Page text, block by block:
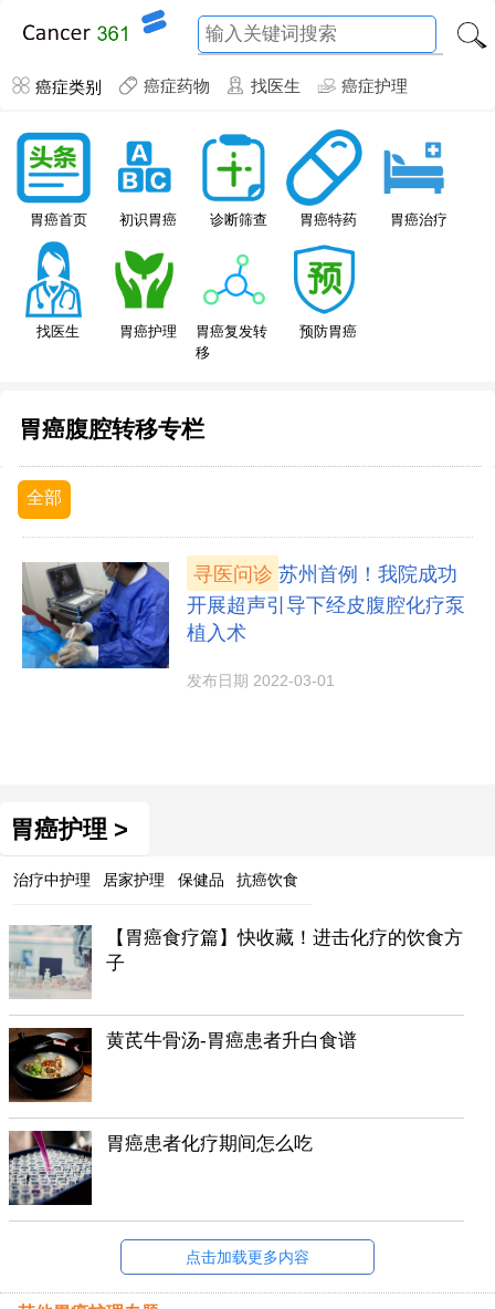
癌症类别 癌症药物 找医生 癌症护理
胃癌首页 初识胃癌 诊断筛查 胃癌特药 胃癌治疗
找医生 胃癌护理
胃癌复发转
移
预防胃癌
胃癌腹腔转移专栏
全部
寻医问诊 苏州首例！我院成功
开展超声引导下经皮腹腔化疗泵
植入术
发布日期 2022-03-01
胃癌护理 >
治疗中护理 居家护理 保健品 抗癌饮食
【胃癌食疗篇】快收藏！进击化疗的饮食方
子
黄芪牛骨汤-胃癌患者升白食谱
胃癌患者化疗期间怎么吃
点击加载更多内容